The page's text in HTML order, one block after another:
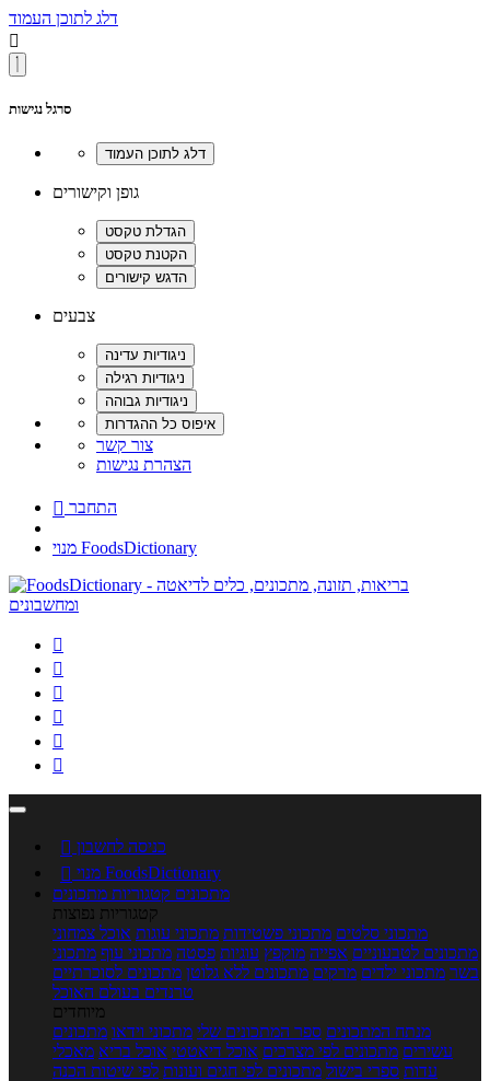
דלג לתוכן העמוד

סרגל נגישות
גופן וקישורים
צבעים
צור קשר
הצהרת נגישות
 התחבר
מנוי FoodsDictionary






 כניסה לחשבון

מנוי FoodsDictionary
מתכונים קטגוריות מתכונים
קטגוריות נפוצות
מתכוני סלטים מתכוני פשטידות מתכוני עוגות אוכל צמחוני
מתכונים לטבעוניים אפייה מוקפץ עוגיות פסטה מתכוני עוף מתכוני
בשר מתכוני ילדים מרקים מתכונים ללא גלוטן מתכונים לסוכרתיים
טרנדים בעולם האוכל
מיוחדים
מנתח המתכונים ספר המתכונים שלי מתכוני וידאו מתכונים
עשירים מתכונים לפי מצרכים אוכל דיאטטי אוכל בריא מאכלי
עדות ספרי בישול מתכונים לפי חגים ועונות לפי שיטות הכנה